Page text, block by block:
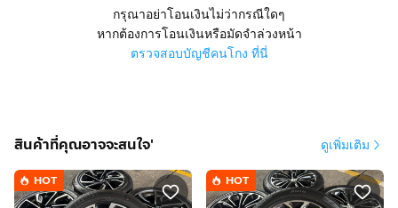
กรุณาอย่าโอนเงินไม่ว่ากรณีใดๆ
หากต้องการโอนเงินหรือมัดจำล่วงหน้า
ตรวจสอบบัญชีคนโกง ที่นี่
สินค้าที่คุณอาจจะสนใจ' ดูเพิ่มเติม
HOT HOT